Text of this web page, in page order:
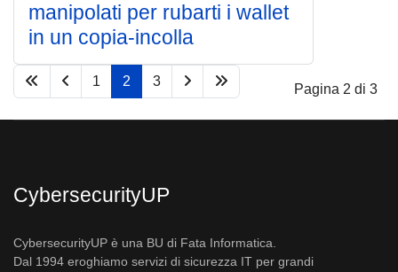
manipolati per rubarti i wallet
in un copia-incolla
Pagina 2 di 3
1 2 3
CybersecurityUP
CybersecurityUP è una BU di Fata Informatica.
Dal 1994 eroghiamo servizi di sicurezza IT per grandi